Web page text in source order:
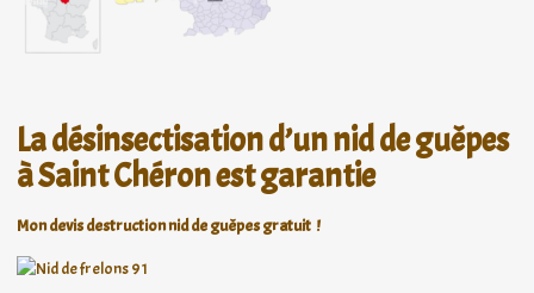
La désinsectisation d’un nid de guêpes
à Saint Chéron est garantie
Mon devis destruction nid de guêpes gratuit !